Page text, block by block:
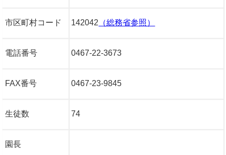
市区町村コード 142042 （総務省参照）
電話番号 0467-22-3673
FAX番号 0467-23-9845
生徒数 74
園長